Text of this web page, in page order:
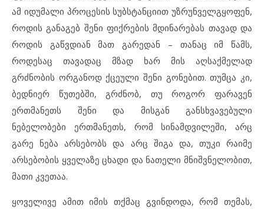
ამ იდუმალი პროცესის სუბსტანციით უზრუნველგყოფენ,
როდის განაგებ შენი ფიქრების მდინარებას თავად და
როდის გაწვდიან მათ გარედან – თანაც იმ წამს,
როდესაც თავადაც მზად ხარ მის აღსაქმელად
გრძნობის ორგანოდ ქცეული შენი გონებით. თუმცა კი,
ბედნიერ წუთებში, გრძნობ, თუ როგორ ფარავენ
ერთმანეთს შენი და მისგან განსხვავებული
ნებელობები ერთმანეთს, რომ სინამდვილეში, არც
გარე ნება არსებობს და არც შიგა და, თუკი რაიმე
არსებობის ყველაზე ცხადი და ნათელი მნიშვნელობით,
მათი კვეთაა.
ყოველივე ამით იმის თქმაც გვინდოდა, რომ თემას,